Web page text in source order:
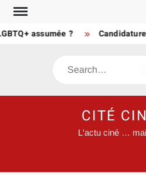
Skip
contentassumée ?
Search
CITÉ
L'actu ciné …